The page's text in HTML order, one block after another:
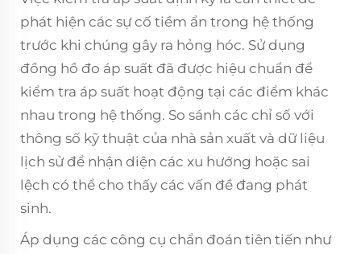
phát hiện các sự cố tiềm ẩn trong hệ thống
trước khi chúng gây ra hỏng hóc. Sử dụng
đồng hồ đo áp suất đã được hiệu chuẩn để
kiểm tra áp suất hoạt động tại các điểm khác
nhau trong hệ thống. So sánh các chỉ số với
thông số kỹ thuật của nhà sản xuất và dữ liệu
lịch sử để nhận diện các xu hướng hoặc sai
lệch có thể cho thấy các vấn đề đang phát
sinh.
Áp dụng các công cụ chẩn đoán tiên tiến như